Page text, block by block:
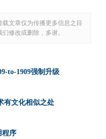
文章仅为传播更多信息之目
修改或删除，多谢。
to-1909强制升级
有文化相似之处
程序